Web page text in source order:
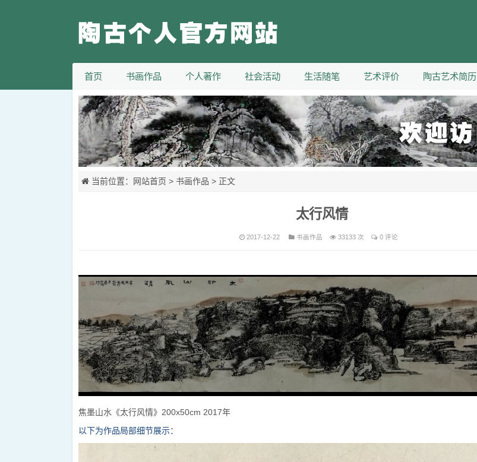
首页 书画作品 个人著作 社会活动 生活随笔 艺术评价 陶古艺术简历
当前位置： 网站首页 > 书画作品 > 正文
太行风情
2017-12-22 书画作品 33133 次 0 评论
焦墨山水 《太行风情》200x50cm 2017年
以下为作品局部细节展示：